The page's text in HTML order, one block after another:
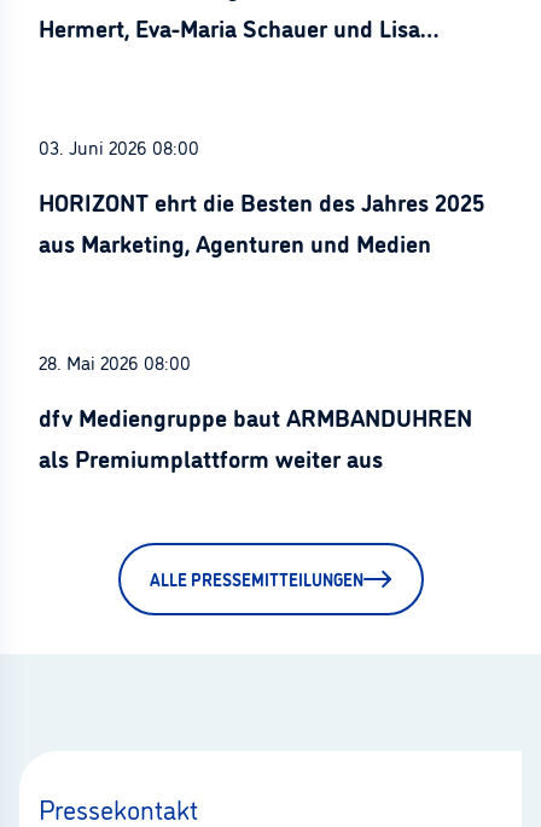
Hermert, Eva-Maria Schauer und Lisa
03. Juni 2026 08:00
HORIZONT ehrt die Besten des Jahres 2025
aus Marketing, Agenturen und Medien
28. Mai 2026 08:00
dfv Mediengruppe baut ARMBANDUHREN
als Premiumplattform weiter aus
ALLE PRESSEMITTEILUNGEN
Pressekontakt